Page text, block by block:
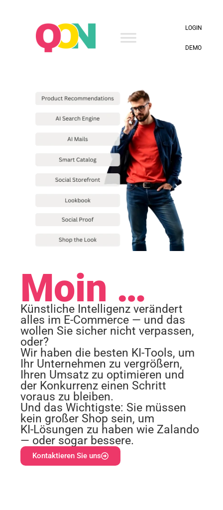
LOGIN
DEMO
Moin …
Künstliche Intelligenz verändert
alles im E‑Commerce — und das
wollen Sie sicher nicht verpassen,
oder?
Wir haben die besten KI‑Tools, um
Ihr Unternehmen zu vergrößern,
Ihren Umsatz zu optimieren und
der Konkurrenz einen Schritt
voraus zu bleiben.
Und das Wichtigste: Sie müssen
kein großer Shop sein, um
KI‑Lösungen zu haben wie Zalando
— oder sogar bessere.
Kontaktieren Sie uns
Necessary
These
cookies are
not
optional.
They are
needed for
to function.
Statistics